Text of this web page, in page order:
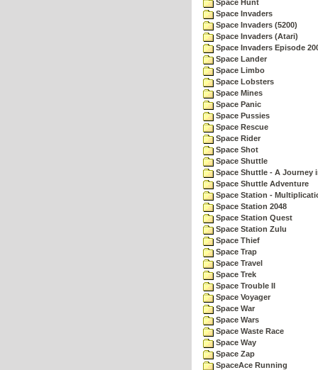
Space Hunt
Space Invaders
Space Invaders (5200)
Space Invaders (Atari)
Space Invaders Episode
Space Lander
Space Limbo
Space Lobsters
Space Mines
Space Panic
Space Pussies
Space Rescue
Space Rider
Space Shot
Space Shuttle
Space Shuttle - A Journey
Space Shuttle Adventure
Space Station -
Space Station 2048
Space Station Quest
Space Station Zulu
Space Thief
Space Trap
Space Travel
Space Trek
Space Trouble II
Space Voyager
Space War
Space Wars
Space Waste Race
Space Way
Space Zap
SpaceAce Running